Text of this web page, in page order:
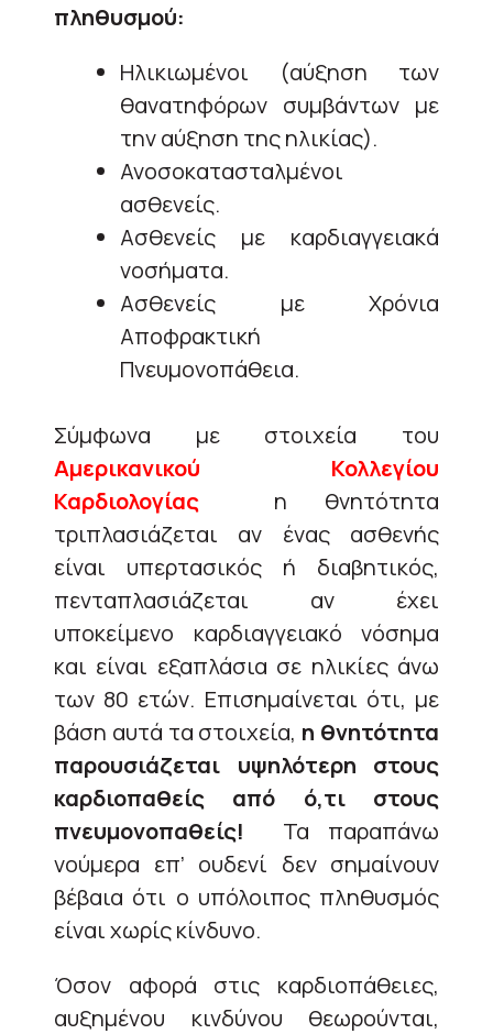
πληθυσμού:
Ηλικιωμένοι (αύξηση των
θανατηφόρων συμβάντων με
την αύξηση της ηλικίας).
Ανοσοκατασταλμένοι
ασθενείς.
Ασθενείς με καρδιαγγειακά
νοσήματα.
Ασθενείς με Χρόνια
Αποφρακτική
Πνευμονοπάθεια.
Σύμφωνα με στοιχεία του
Αμερικανικού Κολλεγίου
Καρδιολογίας η θνητότητα
τριπλασιάζεται αν ένας ασθενής
είναι υπερτασικός ή διαβητικός,
πενταπλασιάζεται αν έχει
υποκείμενο καρδιαγγειακό νόσημα
και είναι εξαπλάσια σε ηλικίες άνω
των 80 ετών. Επισημαίνεται ότι, με
βάση αυτά τα στοιχεία, η θνητότητα
παρουσιάζεται υψηλότερη στους
καρδιοπαθείς από ό,τι στους
πνευμονοπαθείς! Τα παραπάνω
νούμερα επ’ ουδενί δεν σημαίνουν
βέβαια ότι ο υπόλοιπος πληθυσμός
είναι χωρίς κίνδυνο.
Όσον αφορά στις καρδιοπάθειες,
αυξημένου κινδύνου θεωρούνται,